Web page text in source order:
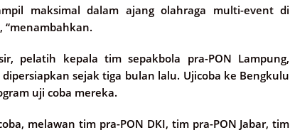
maksimal dalam ajang olahraga multi-event di
“menambahkan.
pelatih kepala tim sepakbola pra-PON Lampung,
sejak tiga bulan lalu. Ujicoba ke Bengkulu
uji coba mereka.
melawan tim pra-PON DKI, tim pra-PON Jabar, tim